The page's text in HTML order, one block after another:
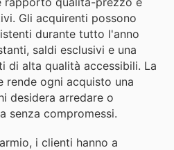
Gli acquirenti possono
durante tutto l'anno
saldi esclusivi e una
di alta qualità accessibili. La
rende ogni acquisto una
desidera arredare o
senza compromessi.
i clienti hanno a